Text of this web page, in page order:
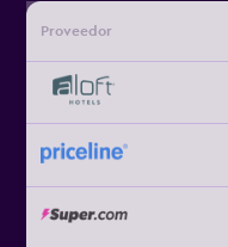
Proveedor